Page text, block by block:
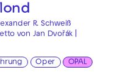
R. Schweiß
von Jan Dvořák |
Oper
OPAL